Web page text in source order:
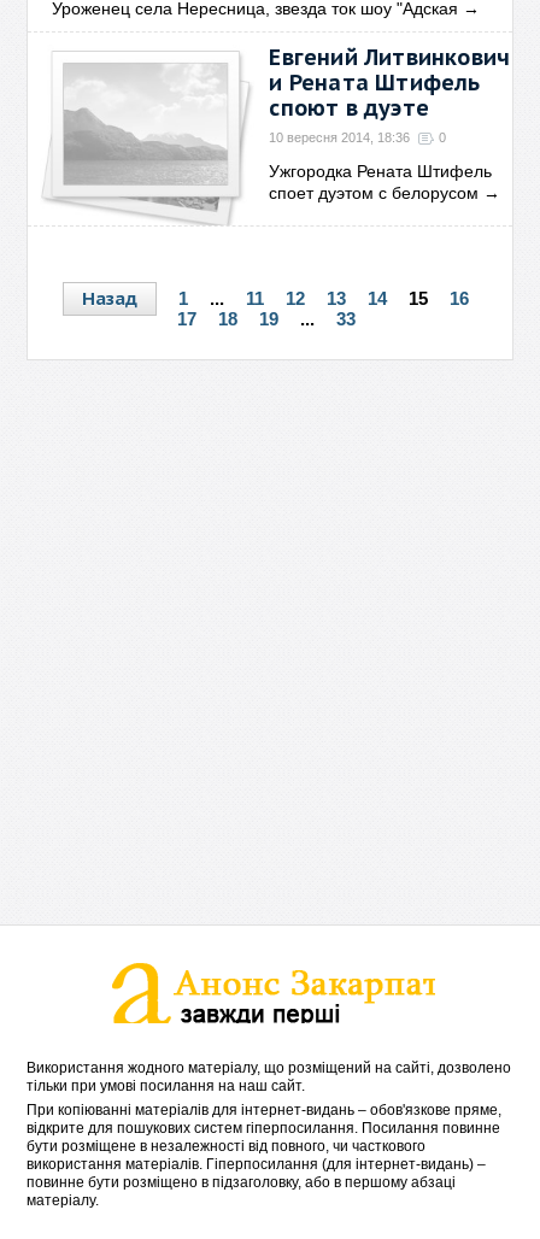
Уроженец села Нересница, звезда ток шоу "Адская →
Евгений Литвинкович
и Рената Штифель
споют в дуэте
10 вересня 2014, 18:36 0
Ужгородка Рената Штифель
споет дуэтом с белорусом →
Назад 1 ... 11 12 13 14 15
16
17
18 19 ... 33
Використання жодного матеріалу, що розміщений на сайті, дозволено
тільки при умові посилання на наш сайт.
При копіюванні матеріалів для інтернет-видань – обов'язкове пряме,
відкрите для пошукових систем гіперпосилання. Посилання повинне
бути розміщене в незалежності від повного, чи часткового
використання матеріалів. Гіперпосилання (для інтернет-видань) –
повинне бути розміщено в підзаголовку, або в першому абзаці
матеріалу.